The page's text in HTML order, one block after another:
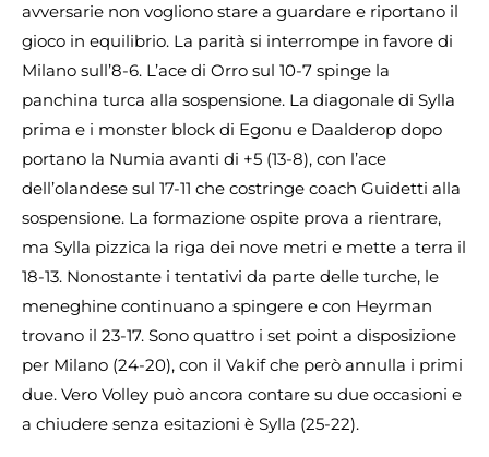
avversarie non vogliono stare a guardare e riportano il
gioco in equilibrio. La parità si interrompe in favore di
Milano sull’8-6. L’ace di Orro sul 10-7 spinge la
panchina turca alla sospensione. La diagonale di Sylla
prima e i monster block di Egonu e Daalderop dopo
portano la Numia avanti di +5 (13-8), con l’ace
dell’olandese sul 17-11 che costringe coach Guidetti alla
sospensione. La formazione ospite prova a rientrare,
ma Sylla pizzica la riga dei nove metri e mette a terra il
18-13. Nonostante i tentativi da parte delle turche, le
meneghine continuano a spingere e con Heyrman
trovano il 23-17. Sono quattro i set point a disposizione
per Milano (24-20), con il Vakif che però annulla i primi
due. Vero Volley può ancora contare su due occasioni e
a chiudere senza esitazioni è Sylla (25-22).